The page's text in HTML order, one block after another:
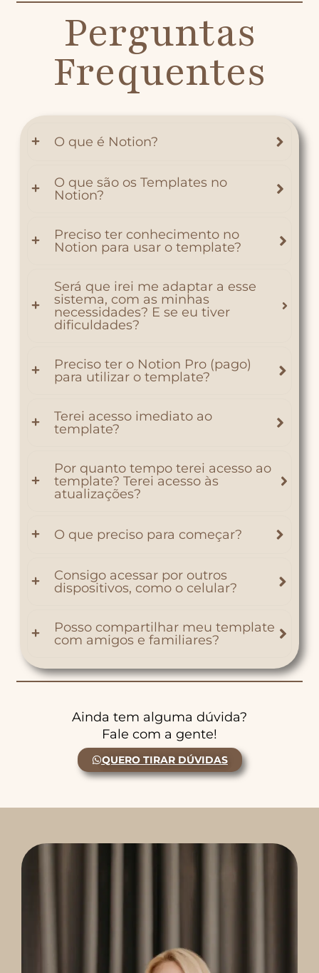
Perguntas
Frequentes
O que é Notion?
O que são os Templates no
Notion?
Preciso ter conhecimento no
Notion para usar o template?
Será que irei me adaptar a esse
sistema, com as minhas
necessidades? E se eu tiver
dificuldades?
Preciso ter o Notion Pro (pago)
para utilizar o template?
Terei acesso imediato ao
template?
Por quanto tempo terei acesso ao
template? Terei acesso às
atualizações?
O que preciso para começar?
Consigo acessar por outros
dispositivos, como o celular?
Posso compartilhar meu template
com amigos e familiares?
Ainda tem alguma dúvida?
Fale com a gente!
QUERO TIRAR DÚVIDAS